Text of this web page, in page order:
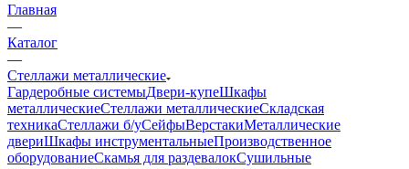
Главная
—
Каталог
—
Стеллажи металлические
Гардеробные системыДвери-купеШкафы
металлическиеСтеллажи металлическиеСкладская
техникаСтеллажи б/уСейфыВерстакиМеталлические
двериШкафы инструментальныеПроизводственное
оборудованиеСкамья для раздевалокСушильные